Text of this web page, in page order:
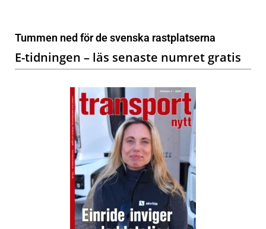
Tummen ned för de svenska rastplatserna
E-tidningen – läs senaste numret gratis